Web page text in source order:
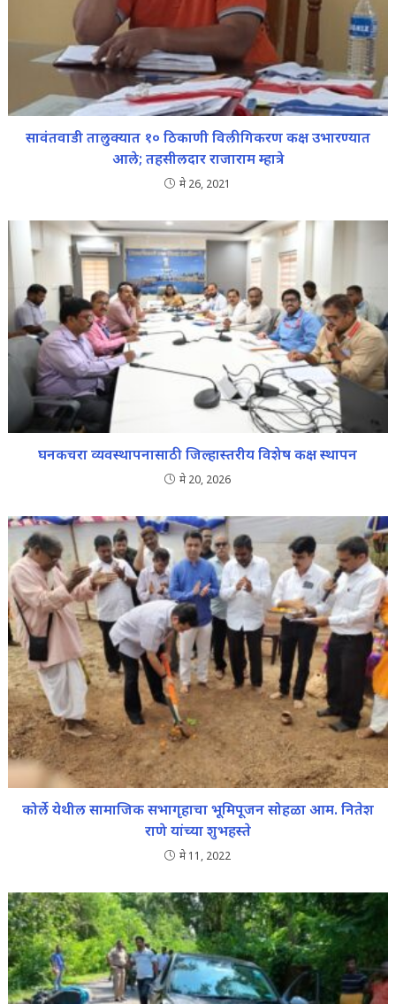
सावंतवाडी तालुक्यात १० ठिकाणी विलीगिकरण कक्ष उभारण्यात
आले; तहसीलदार राजाराम म्हात्रे
मे 26, 2021
घनकचरा व्यवस्थापनासाठी जिल्हास्तरीय विशेष कक्ष स्थापन
मे 20, 2026
कोर्ले येथील सामाजिक सभागृहाचा भूमिपूजन सोहळा आम. नितेश
राणे यांच्या शुभहस्ते
मे 11, 2022